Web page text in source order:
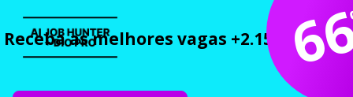
Receba as melhores vagas +2.150 cursos